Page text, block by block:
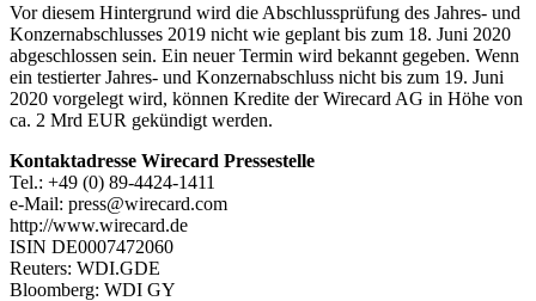
Vor diesem Hintergrund wird die Abschlussprüfung des Jahres- und
Konzernabschlusses 2019 nicht wie geplant bis zum 18. Juni 2020
abgeschlossen sein. Ein neuer Termin wird bekannt gegeben. Wenn
ein testierter Jahres- und Konzernabschluss nicht bis zum 19. Juni
2020 vorgelegt wird, können Kredite der Wirecard AG in Höhe von
ca. 2 Mrd EUR gekündigt werden.
Kontaktadresse Wirecard Pressestelle
Tel.: +49 (0) 89-4424-1411
e-Mail: press@wirecard.com
http://www.wirecard.de
ISIN DE0007472060
Reuters: WDI.GDE
Bloomberg: WDI GY